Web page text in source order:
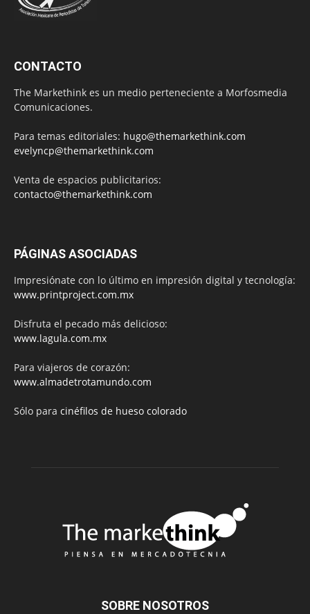
CONTACTO
The Markethink es un medio perteneciente a Morfosmedia
Comunicaciones.
Para temas editoriales: hugo@themarkethink.com
evelyncp@themarkethink.com
Venta de espacios publicitarios:
contacto@themarkethink.com
PÁGINAS ASOCIADAS
Impresiónate con lo último en impresión digital y tecnología:
www.printproject.com.mx
Disfruta el pecado más delicioso:
www.lagula.com.mx
Para viajeros de corazón:
www.almadetrotamundo.com
Sólo para cinéfilos de hueso colorado
SOBRE NOSOTROS